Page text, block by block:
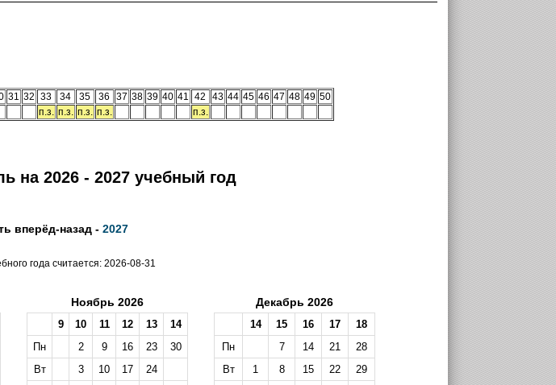
31 32 33 34 35 36 37 38 39 40 41 42 43 44 45 46 47 48 49 50
п.з. п.з. п.з. п.з. п.з.
на 2026 - 2027 учебный год
вперёд-назад - 2027
года считается: 2026-08-31
Ноябрь 2026
9 10 11 12 13
14
Пн
2 9 16 23
30
Вт
3 10 17
24
Декабрь 2026
14 15 16 17
18
Пн
7 14 21
28
Вт
1 8 15 22
29